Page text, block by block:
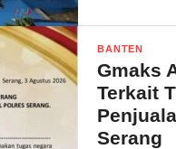
BANTEN
Gmaks
Terkait
Serang